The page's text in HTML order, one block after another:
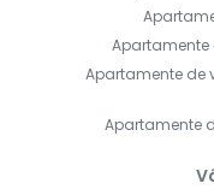
Apartamente
Apartamente de
Apartamente